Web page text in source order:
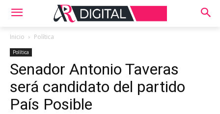
Inicio Política
Política
Senador Antonio Taveras
será candidato del partido
País Posible